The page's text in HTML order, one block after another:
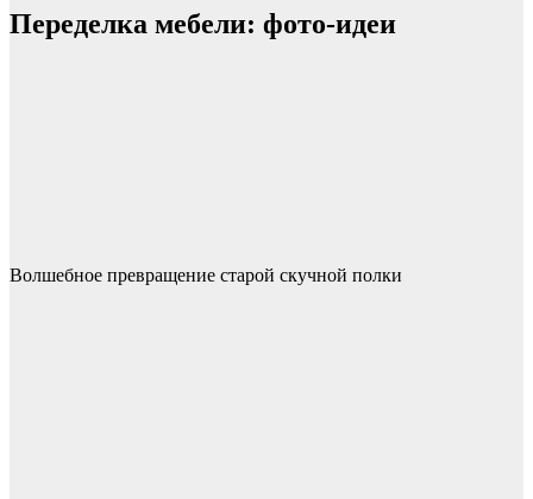
Переделка мебели: фото-идеи
Волшебное превращение старой скучной полки